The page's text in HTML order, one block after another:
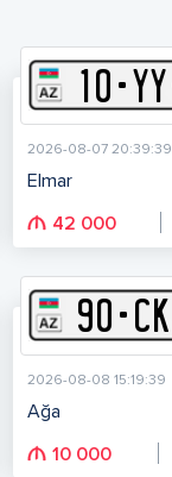
10-YY
2026-08-07 20:39:39
Elmar
42 000
90-CK
2026-08-08 15:19:39
Ağa
10 000